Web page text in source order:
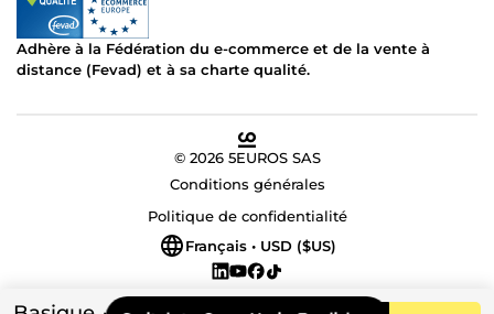
Adhère à la Fédération du e-commerce et de la vente à
distance (Fevad) et à sa charte qualité.
© 2026 5EUROS SAS
Conditions générales
Politique de confidentialité
Français • USD ($US)